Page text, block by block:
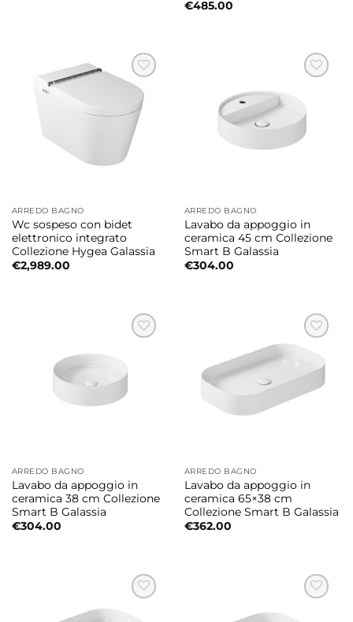
€485.00
ARREDO BAGNO
Wc sospeso con bidet
elettronico integrato
Collezione Hygea Galassia
€2,989.00
ARREDO BAGNO
Lavabo da appoggio in
ceramica 45 cm Collezione
Smart B Galassia
€304.00
ARREDO BAGNO
Lavabo da appoggio in
ceramica 38 cm Collezione
Smart B Galassia
€304.00
ARREDO BAGNO
Lavabo da appoggio in
ceramica 65×38 cm
Collezione Smart B Galassia
€362.00